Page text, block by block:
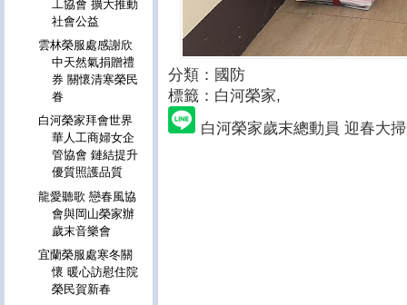
分類：國防
標籤：白河榮家,
白河榮家歲末總動員 迎春大
工協會 擴大推動
社會公益
雲林榮服處感謝欣
中天然氣捐贈禮
券 關懷清寒榮民
眷
白河榮家拜會世界
華人工商婦女企
管協會 鏈結提升
優質照護品質
龍愛聽歌 戀春風協
會與岡山榮家辦
歲末音樂會
宜蘭榮服處寒冬關
懷 暖心訪慰住院
榮民賀新春